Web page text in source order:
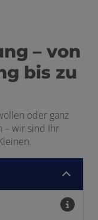
– von
bis zu
oder ganz
– wir sind Ihr